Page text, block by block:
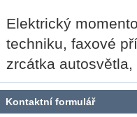
Elektrický
techniku, faxové
zrcátka
Kontaktní formulář